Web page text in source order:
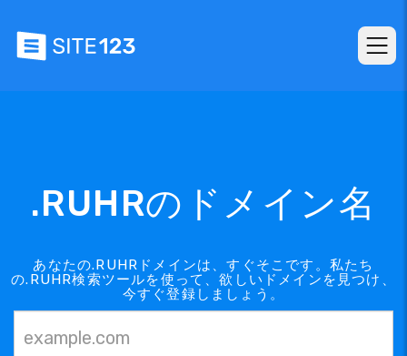
.RUHRのドメイン名
あなたの.RUHRドメインは、すぐそこです。私たち
の.RUHR検索ツールを使って、欲しいドメインを見つけ、
今すぐ登録しましょう。